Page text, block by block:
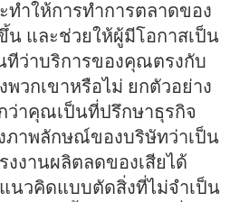
ทำให้การทำการตลาดของ
และช่วยให้ผู้มีโอกาสเป็น
ทีว่าบริการของคุณตรงกับ
พวกเขาหรือไม่ ยกตัวอย่าง
ว่าคุณเป็นที่ปรึกษาธุรกิจ
ภาพลักษณ์ของบริษัทว่าเป็น
งานผลิตลดของเสียได้
นวคิดแบบตัดสิ่งที่ไม่จำเป็น